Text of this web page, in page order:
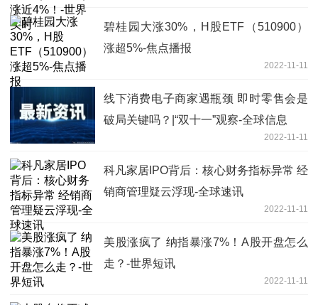
碧桂园大涨30%，H股ETF（510900）
涨超5%-焦点播报
2022-11-11
线下消费电子商家遇瓶颈 即时零售会是
破局关键吗？|“双十一”观察-全球信息
2022-11-11
科凡家居IPO背后：核心财务指标异常 经
销商管理疑云浮现-全球速讯
2022-11-11
美股涨疯了 纳指暴涨7%！A股开盘怎么
走？-世界短讯
2022-11-11